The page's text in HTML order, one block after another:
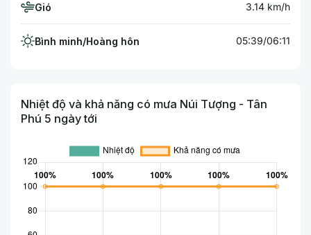
Gió 3.14 km/h
Bình minh/Hoàng hôn 05:39/06:11
Nhiệt độ và khả năng có mưa Núi Tượng - Tân
Phú 5 ngày tới